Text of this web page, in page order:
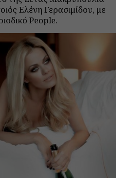
Ελένη Γερασιμίδου, με
People.